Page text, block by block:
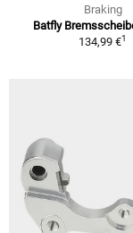
Braking
Batfly
134,99 €1